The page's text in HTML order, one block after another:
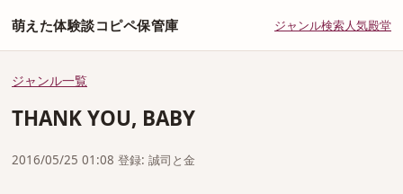
萌えた体験談コピペ保管庫 ジャンル検索人気殿堂
ジャンル一覧
THANK YOU, BABY
2016/05/25 01:08 登録: 誠司と金